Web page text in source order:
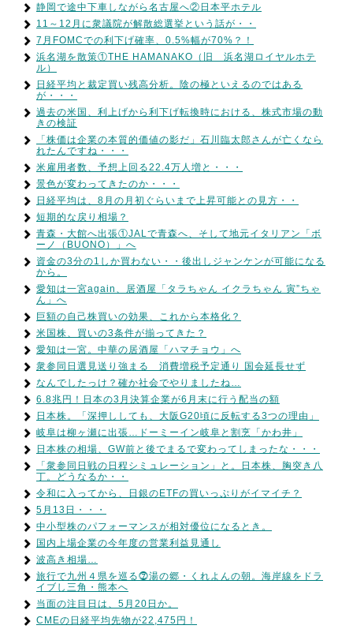
静岡で途中下車しながら名古屋へ②日本平ホテル
11～12月に衆議院が解散総選挙という話が・・
7月FOMCでの利下げ確率、0.5%幅が70%？！
浜名湖を散策①THE HAMANAKO（旧 浜名湖ロイヤルホテ
ル）
日経平均と裁定買い残高分析。陰の極といえるのではある
が・・・
過去の米国、利上げから利下げ転換時における、株式市場の動
きの検証
「株価は企業の本質的価値の影だ」石川臨太郎さんが亡くなら
れたんですね・・・
米雇用者数、予想上回る22.4万人増と・・・
景色が変わってきたのか・・・
日経平均は、8月の月初ぐらいまで上昇可能との見方・・
短期的な戻り相場？
青森・大館へ出張①JALで青森へ、そして地元イタリアン「ボ
ーノ（BUONO）」へ
資金の3分の1しか買わない・・後出しジャンケンが可能になる
から。
愛知は一宮again、居酒屋「タラちゃん イクラちゃん 寅”ちゃ
ん」へ
巨額の自己株買いの効果、これから本格化？
米国株、買いの3条件が揃ってきた？
愛知は一宮。中華の居酒屋「ハマチョウ」へ
衆参同日選見送り強まる 消費増税予定通り 国会延長せず
なんでしたっけ？確か社会でやりましたね…
6.8兆円！日本の3月決算企業が6月末に行う配当の額
日本株。「深押ししても、大阪G20頃に反転する3つの理由」
岐阜は柳ヶ瀬に出張…ドーミーイン岐阜と割烹「かわ井」
日本株の相場、GW前と後でまるで変わってしまったな・・・
「衆参同日戦の日程シミュレーション」と。日本株、胸突き八
丁。どうなるか・・
令和に入ってから、日銀のETFの買いっぷりがイマイチ？
5月13日・・・
中小型株のパフォーマンスが相対優位になるとき。
国内上場企業の今年度の営業利益見通し
波高き相場…
旅行で九州４県を巡る⓻湯の郷・くれよんの朝。海岸線をドラ
イブし三角・熊本へ
当面の注目日は、5月20日か。
CMEの日経平均先物が22,475円！